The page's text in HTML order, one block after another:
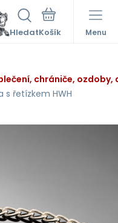
Hledat Menu
chrániče, ozdoby,
s řetízkem HWH